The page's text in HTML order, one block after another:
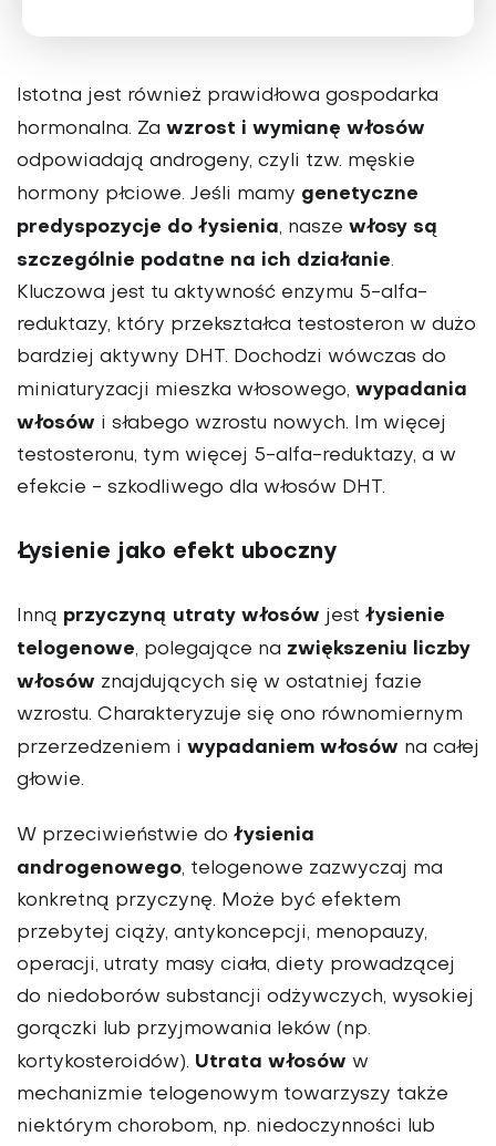
Istotna jest również prawidłowa gospodarka
hormonalna. Za wzrost i wymianę włosów
odpowiadają androgeny, czyli tzw. męskie
hormony płciowe. Jeśli mamy genetyczne
predyspozycje do łysienia, nasze włosy są
szczególnie podatne na ich działanie.
Kluczowa jest tu aktywność enzymu 5-alfa-
reduktazy, który przekształca testosteron w dużo
bardziej aktywny DHT. Dochodzi wówczas do
miniaturyzacji mieszka włosowego, wypadania
włosów i słabego wzrostu nowych. Im więcej
testosteronu, tym więcej 5-alfa-reduktazy, a w
efekcie - szkodliwego dla włosów DHT.
Łysienie jako efekt uboczny
Inną przyczyną utraty włosów jest łysienie
telogenowe, polegające na zwiększeniu liczby
włosów znajdujących się w ostatniej fazie
wzrostu. Charakteryzuje się ono równomiernym
przerzedzeniem i wypadaniem włosów na całej
głowie.
W przeciwieństwie do łysienia
androgenowego, telogenowe zazwyczaj ma
konkretną przyczynę. Może być efektem
przebytej ciąży, antykoncepcji, menopauzy,
operacji, utraty masy ciała, diety prowadzącej
do niedoborów substancji odżywczych, wysokiej
gorączki lub przyjmowania leków (np.
kortykosteroidów). Utrata włosów w
mechanizmie telogenowym towarzyszy także
niektórym chorobom, np. niedoczynności lub